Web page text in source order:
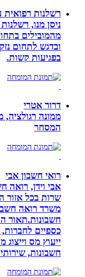
רשלנות רפואית עו”ד
ניסן מנו, רשלנות
מהמובילים בתחום
ובדגש לתחום נזקי
בפגיעות קשות.
דרור אטרי
ממונה רגולציה,
המסחר
רואי חשבון אבי
אבי וידן, רואה
שרות בכל אזור
משרד רואה חשבון
חשבונות.תאור
כספיים לחברות,
ייעוץ מס וייצוג
חשבונות, שירותי